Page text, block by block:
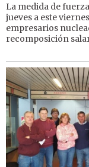
La medida de
jueves a este
empresarios
recomposición